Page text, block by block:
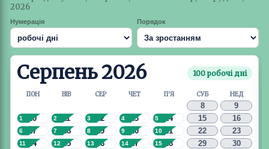
2026
Нумерація Порядок
Серпень 2026 100 робочі дні
ПОН ВІВ СЕР ЧЕТ П'Я СУБ НЕД
8
9
10
1 11
2 12
3 13
4 14
5 15
16
17
6 18
7 19
8 20
9 21
10 22
23
24
11 25
12 26
13 27
14 28
15 29
30